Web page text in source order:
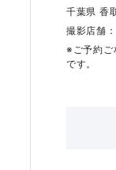
千葉県 香
撮影店舗：
※ご予約ご
です。